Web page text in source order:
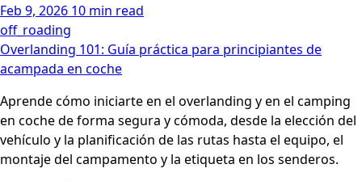
Feb 9, 2026 10 min read
off_roading
Overlanding 101: Guía práctica para principiantes de
acampada en coche
Aprende cómo iniciarte en el overlanding y en el camping
en coche de forma segura y cómoda, desde la elección del
vehículo y la planificación de las rutas hasta el equipo, el
montaje del campamento y la etiqueta en los senderos.